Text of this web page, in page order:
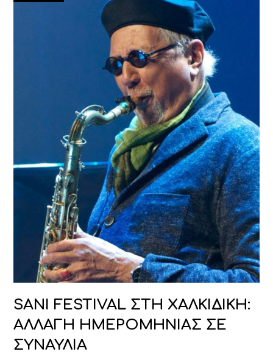
SANI FESTIVAL ΣΤΗ ΧΑΛΚΙΔΙΚΗ:
ΑΛΛΑΓΗ ΗΜΕΡΟΜΗΝΙΑΣ ΣΕ
ΣΥΝΑΥΛΙΑ